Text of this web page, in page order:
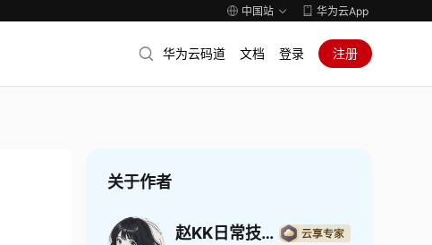
中国站 华为云App
华为云码道 文档 登录 注册
关于作者
赵KK日常技术记录